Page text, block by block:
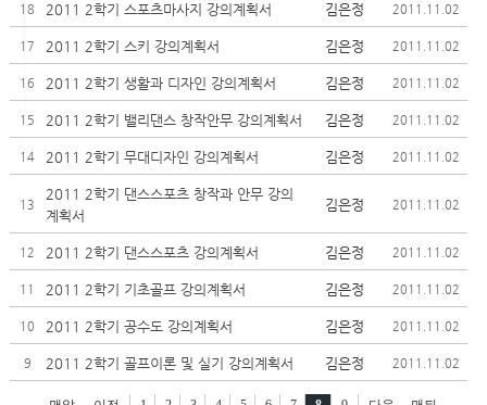
18 2011 2학기 스포츠마사지 강의계획서 김은정 2011.11.02
17 2011 2학기 스키 강의계획서 김은정 2011.11.02
16 2011 2학기 생활과 디자인 강의계획서 김은정 2011.11.02
15 2011 2학기 밸리댄스 창작안무 강의계획서 김은정 2011.11.02
14 2011 2학기 무대디자인 강의계획서 김은정 2011.11.02
13
2011 2학기 댄스스포츠 창작과 안무 강의
계획서
김은정 2011.11.02
12 2011 2학기 댄스스포츠 강의계획서 김은정 2011.11.02
11 2011 2학기 기초골프 강의계획서 김은정 2011.11.02
10 2011 2학기 공수도 강의계획서 김은정 2011.11.02
9 2011 2학기 골프이론 및 실기 강의계획서 김은정 2011.11.02